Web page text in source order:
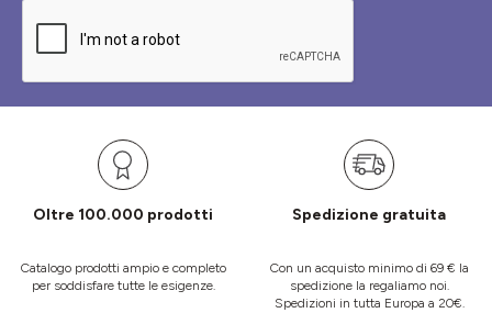
Oltre 100.000 prodotti
Catalogo prodotti ampio e completo
per soddisfare tutte le esigenze.
Spedizione gratuita
Con un acquisto minimo di 69 € la
spedizione la regaliamo noi.
Spedizioni in tutta Europa a 20€.